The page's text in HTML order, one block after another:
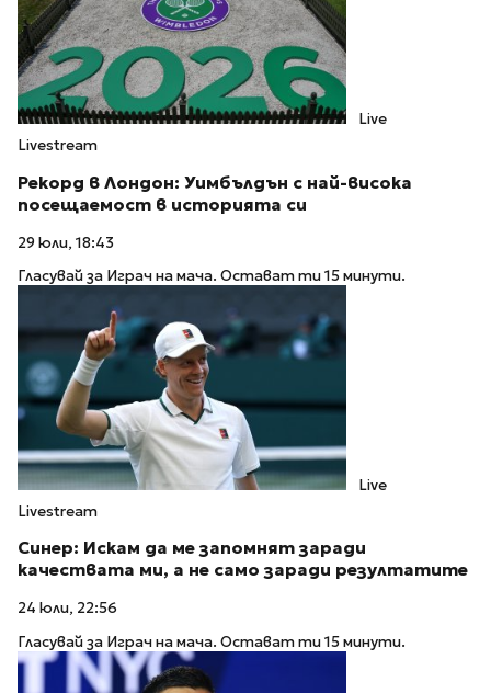
Live
Livestream
Рекорд в Лондон: Уимбълдън с най-висока
посещаемост в историята си
29 юли, 18:43
Гласувай за Играч на мача. Остават ти 15 минути.
Live
Livestream
Синер: Искам да ме запомнят заради
качествата ми, а не само заради резултатите
24 юли, 22:56
Гласувай за Играч на мача. Остават ти 15 минути.